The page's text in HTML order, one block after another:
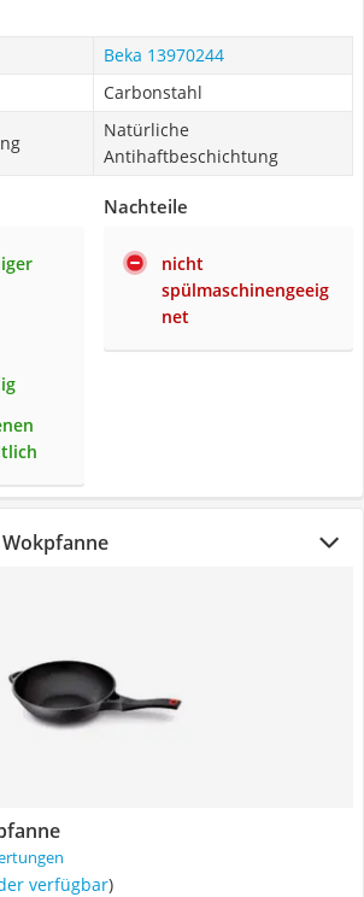
Beka 13970244
Carbonstahl
Natürliche
Antihaftbeschichtung
Nachteile
nicht
spülmaschinengeeig
net
verfügbar)